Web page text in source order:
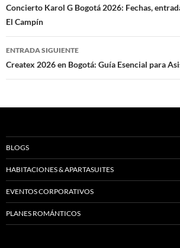
de
entradas
Concierto Karol G Bogotá 2026: Fechas,
El Campín
ENTRADA SIGUIENTE
Createx 2026 en Bogotá: Guía Esencial para
BLOGS
HABITACIONES & APARTASUITES
EVENTOS CORPORATIVOS
PLANES ROMÁNTICOS